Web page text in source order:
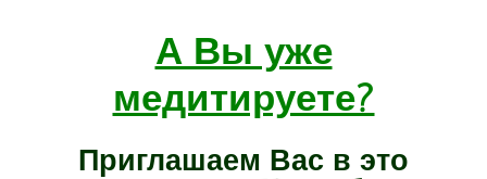
А Вы уже
медитируете?
Приглашаем Вас в это